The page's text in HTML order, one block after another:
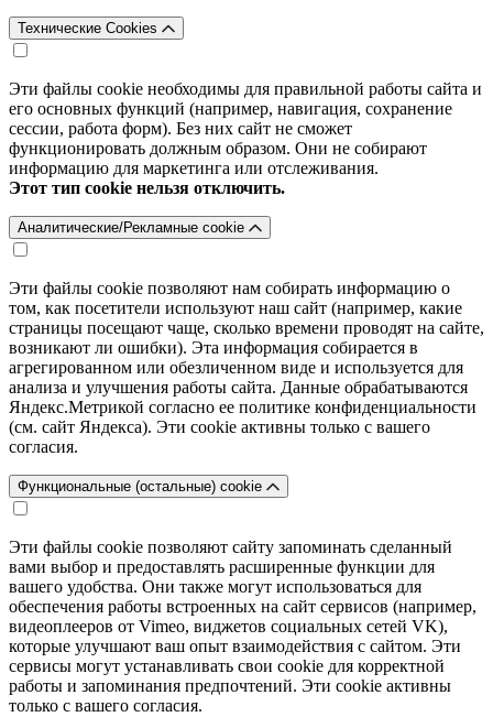
Технические Cookies
Эти файлы cookie необходимы для правильной работы сайта и
его основных функций (например, навигация, сохранение
сессии, работа форм). Без них сайт не сможет
функционировать должным образом. Они не собирают
информацию для маркетинга или отслеживания.
Этот тип cookie нельзя отключить.
Аналитические/Рекламные cookie
Эти файлы cookie позволяют нам собирать информацию о
том, как посетители используют наш сайт (например, какие
страницы посещают чаще, сколько времени проводят на сайте,
возникают ли ошибки). Эта информация собирается в
агрегированном или обезличенном виде и используется для
анализа и улучшения работы сайта. Данные обрабатываются
Яндекс.Метрикой согласно ее политике конфиденциальности
(см. сайт Яндекса). Эти cookie активны только с вашего
согласия.
Функциональные (остальные) cookie
Эти файлы cookie позволяют сайту запоминать сделанный
вами выбор и предоставлять расширенные функции для
вашего удобства. Они также могут использоваться для
обеспечения работы встроенных на сайт сервисов (например,
видеоплееров от Vimeo, виджетов социальных сетей VK),
которые улучшают ваш опыт взаимодействия с сайтом. Эти
сервисы могут устанавливать свои cookie для корректной
работы и запоминания предпочтений. Эти cookie активны
только с вашего согласия.